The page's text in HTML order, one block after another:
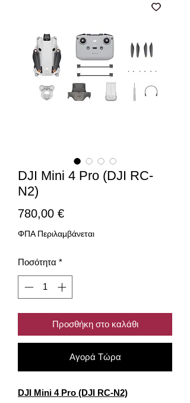
DJI Mini 4 Pro (DJI RC-
N2)
780,00 €Τιμή
ΦΠΑ Περιλαμβάνεται
Ποσότητα *
Προσθήκη στο καλάθι
Αγορά Τώρα
DJI Mini 4 Pro (DJI RC-N2)